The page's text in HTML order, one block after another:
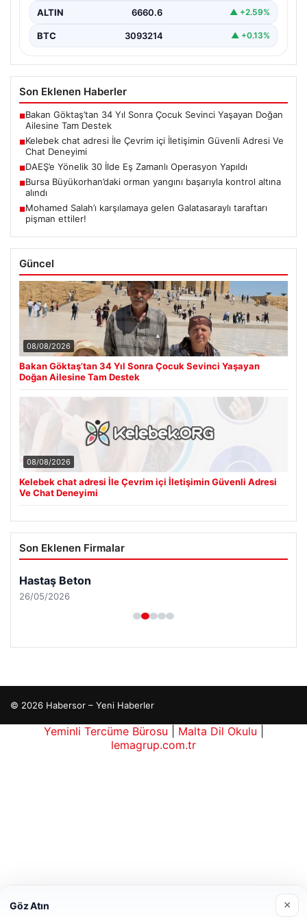
ALTIN 6660.6 ▲ +2.59%
BTC 3093214 ▲ +0.13%
Son Eklenen Haberler
■Bakan Göktaş’tan 34 Yıl Sonra Çocuk Sevinci Yaşayan Doğan
Ailesine Tam Destek
■Kelebek chat adresi İle Çevrim içi İletişimin Güvenli Adresi Ve
Chat Deneyimi
■DAEŞ’e Yönelik 30 İlde Eş Zamanlı Operasyon Yapıldı
■Bursa Büyükorhan’daki orman yangını başarıyla kontrol altına
alındı
■Mohamed Salah’ı karşılamaya gelen Galatasaraylı taraftarı
pişman ettiler!
Güncel
08/08/2026
Bakan Göktaş’tan 34 Yıl Sonra Çocuk Sevinci Yaşayan
Doğan Ailesine Tam Destek
08/08/2026
Kelebek chat adresi İle Çevrim içi İletişimin Güvenli Adresi
Ve Chat Deneyimi
Son Eklenen Firmalar
Hastaş Beton
26/05/2026
© 2026 Habersor – Yeni Haberler
Göz Atın ×
siteleriYeminli Tercüme Bürosu Malta Dil Okulu
lemagrup.com.tr